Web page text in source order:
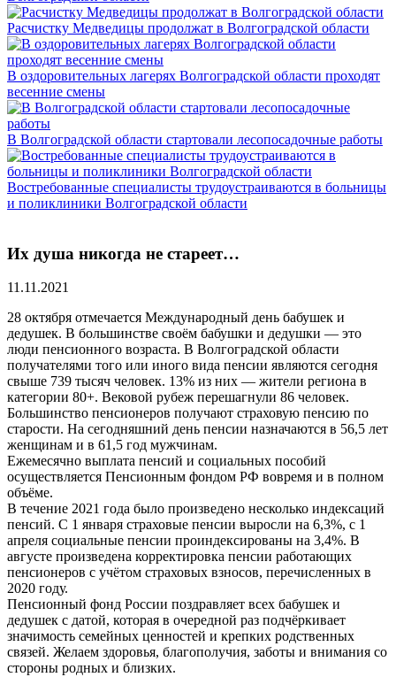
Расчистку Медведицы продолжат в Волгоградской области
В оздоровительных лагерях Волгоградской области проходят
весенние смены
В Волгоградской области стартовали лесопосадочные работы
Востребованные специалисты трудоустраиваются в больницы
и поликлиники Волгоградской области
Их душа никогда не стареет…
11.11.2021
28 октября отмечается Международный день бабушек и
дедушек. В большинстве своём бабушки и дедушки — это
люди пенсионного возраста. В Волгоградской области
получателями того или иного вида пенсии являются сегодня
свыше 739 тысяч человек. 13% из них — жители региона в
категории 80+. Вековой рубеж перешагнули 86 человек.
Большинство пенсионеров получают страховую пенсию по
старости. На сегодняшний день пенсии назначаются в 56,5 лет
женщинам и в 61,5 год мужчинам.
Ежемесячно выплата пенсий и социальных пособий
осуществляется Пенсионным фондом РФ вовремя и в полном
объёме.
В течение 2021 года было произведено несколько индексаций
пенсий. С 1 января страховые пенсии выросли на 6,3%, с 1
апреля социальные пенсии проиндексированы на 3,4%. В
августе произведена корректировка пенсии работающих
пенсионеров с учётом страховых взносов, перечисленных в
2020 году.
Пенсионный фонд России поздравляет всех бабушек и
дедушек с датой, которая в очередной раз подчёркивает
значимость семейных ценностей и крепких родственных
связей. Желаем здоровья, благополучия, заботы и внимания со
стороны родных и близких.